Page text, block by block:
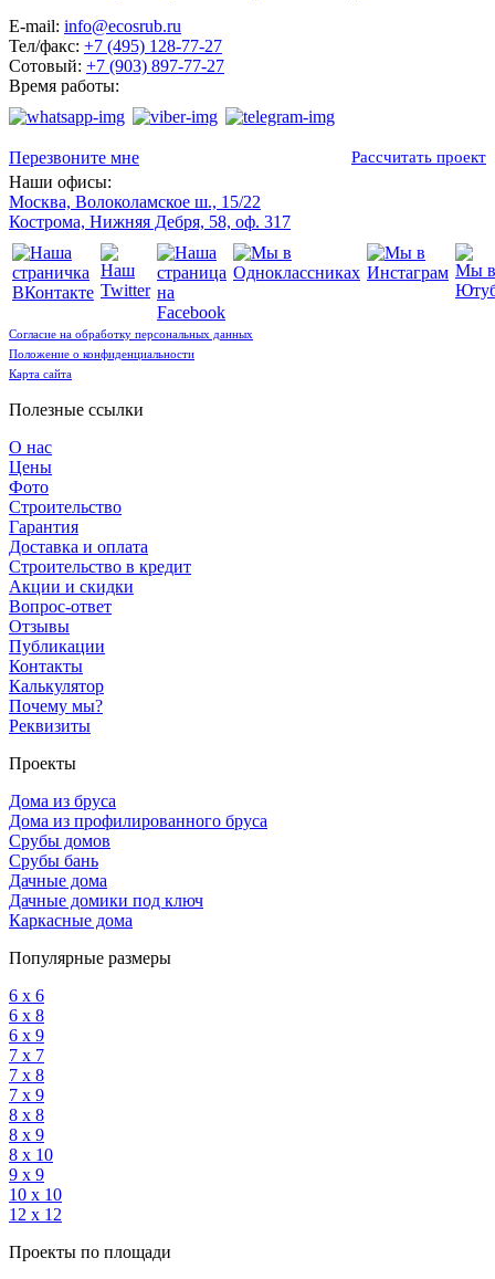
E-mail: info@ecosrub.ru
Тел/факс: +7 (495) 128-77-27
Сотовый: +7 (903) 897-77-27
Время работы:
Перезвоните мне Рассчитать проект
Наши офисы:
Москва, Волоколамское ш., 15/22
Кострома, Нижняя Дебря, 58, оф. 317
Согласие на обработку персональных данных
Положение о конфиденциальности
Карта сайта
Полезные ссылки
О нас
Цены
Фото
Строительство
Гарантия
Доставка и оплата
Строительство в кредит
Акции и скидки
Вопрос-ответ
Отзывы
Публикации
Контакты
Калькулятор
Почему мы?
Реквизиты
Проекты
Дома из бруса
Дома из профилированного бруса
Срубы домов
Срубы бань
Дачные дома
Дачные домики под ключ
Каркасные дома
Популярные размеры
6 х 6
6 х 8
6 х 9
7 х 7
7 х 8
7 х 9
8 х 8
8 х 9
8 х 10
9 х 9
10 х 10
12 х 12
Проекты по площади